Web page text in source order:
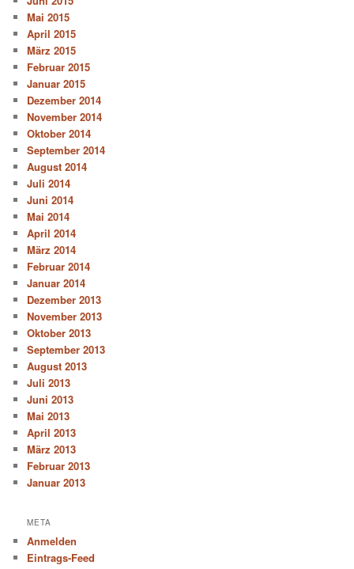
Mai 2015
April 2015
März 2015
Februar 2015
Januar 2015
Dezember 2014
November 2014
Oktober 2014
September 2014
August 2014
Juli 2014
Juni 2014
Mai 2014
April 2014
März 2014
Februar 2014
Januar 2014
Dezember 2013
November 2013
Oktober 2013
September 2013
August 2013
Juli 2013
Juni 2013
Mai 2013
April 2013
März 2013
Februar 2013
Januar 2013
META
Anmelden
Eintrags-Feed